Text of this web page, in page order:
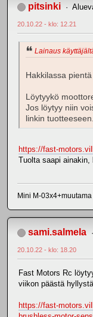
pitsinki
20.10.22 - klo: 12.21
Lainaus
Hakkilassa
Löytyykö
Jos löytyy niin
linkin
https://fast-
Tuolta saapi ainakin,
Mini M-03x4+muutama
sami.salmela
20.10.22 - klo: 18.20
Fast Motors Rc
viikon päästä hyllystä
https://fast-